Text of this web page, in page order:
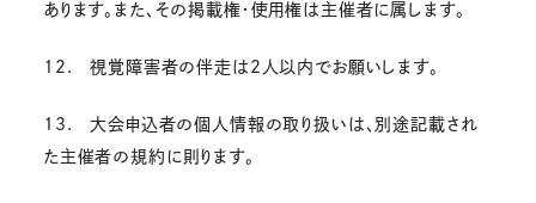
あります。また、その掲載権・使用権は主催者に属します。
12. 視覚障害者の伴走は2人以内でお願いします。
13. 大会申込者の個人情報の取り扱いは、別途記載され
た主催者の規約に則ります。